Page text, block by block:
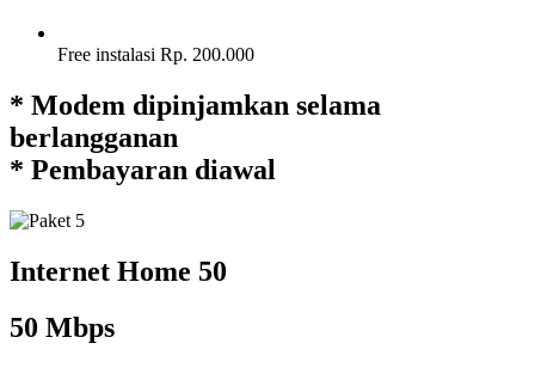
Free instalasi Rp. 200.000
* Modem dipinjamkan selama
berlangganan
* Pembayaran diawal
Internet Home 50
50 Mbps